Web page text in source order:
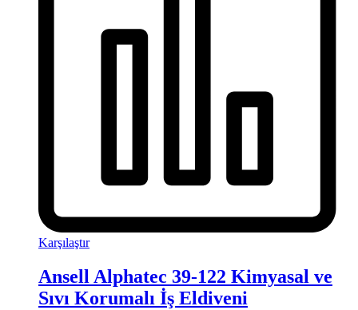
Karşılaştır
Ansell Alphatec 39-122 Kimyasal ve
Sıvı Korumalı İş Eldiveni